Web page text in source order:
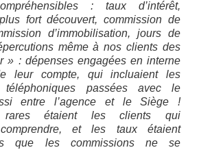
: taux d’intérêt,
fort découvert, commission de
d’immobilisation, jours de
même à nos clients des
» : dépenses engagées en interne
leur compte, qui incluaient les
téléphoniques passées avec le
entre l’agence et le Siège !
rares étaient les clients qui
et les taux étaient
que les commissions ne se